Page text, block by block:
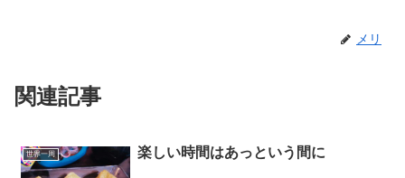
メリ
関連記事
世界一周 楽しい時間はあっという間に